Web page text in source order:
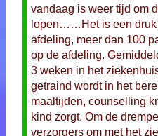
vandaag is weer tijd om
lopen……Het is een druk
afdeling, meer dan 100
op de afdeling.
3 weken in het
getraind wordt in het
maaltijden, counselling
kind zorgt. Om de
verzorgers om met het